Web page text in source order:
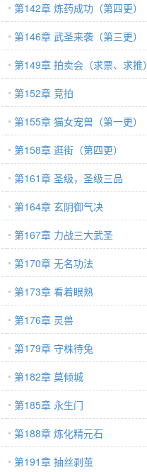
第142章 炼药成功（第四更）
第146章 武圣来袭（第三更）
第149章 拍卖会（求票、求推）
第152章 竞拍
第155章 猫女宠兽（第一更）
第158章 逛街（第四更）
第161章 圣级，圣级三品
第164章 玄阴御气决
第167章 力战三大武圣
第170章 无名功法
第173章 看着眼熟
第176章 灵兽
第179章 守株待兔
第182章 莫倾城
第185章 永生门
第188章 炼化精元石
第191章 抽丝剥茧